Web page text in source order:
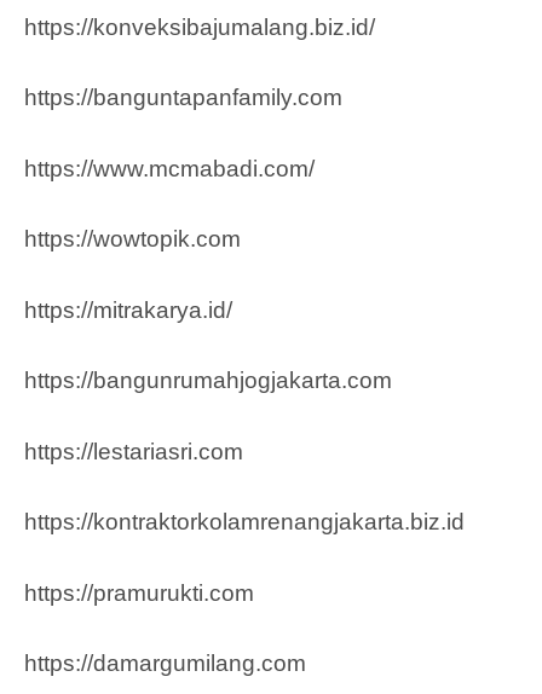
https://konveksibajumalang.biz.id/
https://banguntapanfamily.com
https://www.mcmabadi.com/
https://wowtopik.com
https://mitrakarya.id/
https://bangunrumahjogjakarta.com
https://lestariasri.com
https://kontraktorkolamrenangjakarta.biz.id
https://pramurukti.com
https://damargumilang.com